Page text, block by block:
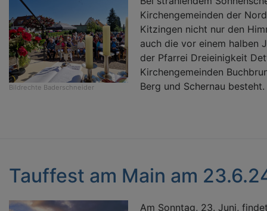
Bildrechte Baderschneider
Kirchengemeinden der
Kitzingen nicht nur den
auch die vor einem halben
der Pfarrei Dreieinigkeit
Kirchengemeinden
Berg und Schernau besteht.
Tauffest am Main am
Am Sonntag, 23. Juni,